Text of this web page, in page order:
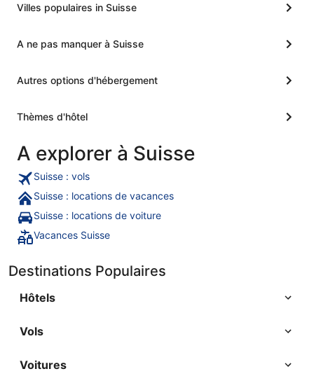
Villes populaires in Suisse
A ne pas manquer à Suisse
Autres options d'hébergement
Thèmes d'hôtel
A explorer à Suisse
Suisse : vols
Suisse : locations de vacances
Suisse : locations de voiture
Vacances Suisse
Destinations Populaires
Hôtels
Vols
Voitures